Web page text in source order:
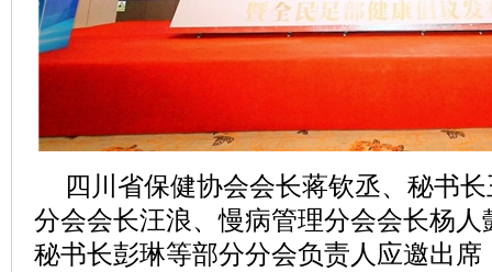
四川省保健协会会长蒋钦丞、秘书
分会会长汪浪、慢病管理分会会长杨
秘书长彭琳等部分分会负责人应邀出